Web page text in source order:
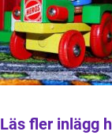
Läs fler inlägg